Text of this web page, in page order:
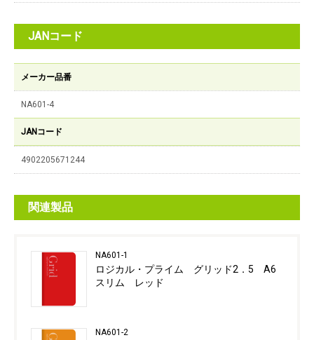
JANコード
メーカー品番
NA601-4
JANコード
4902205671244
関連製品
NA601-1
ロジカル・プライム グリッド2．5 A6
スリム レッド
NA601-2